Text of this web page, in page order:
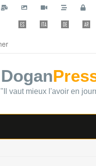
Dogan
"Il vaut mieux l'avoir en